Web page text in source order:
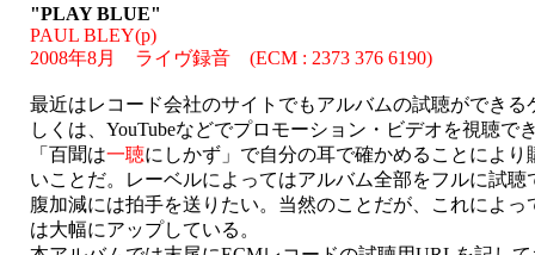
"PLAY BLUE"
PAUL BLEY(p)
2008年8月 ライヴ録音 (ECM : 2373 376 6190)
最近はレコード会社のサイトでもアルバムの試聴ができ
しくは、YouTubeなどでプロモーション・ビデオを視聴で
「百聞は一聴にしかず」で自分の耳で確かめることによ
いことだ。レーベルによってはアルバム全部をフルに試
腹加減には拍手を送りたい。当然のことだが、これによ
は大幅にアップしている。